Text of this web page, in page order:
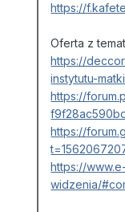
https://
Oferta z
https://
instytutu-
https://
https://
https://
widzenia/